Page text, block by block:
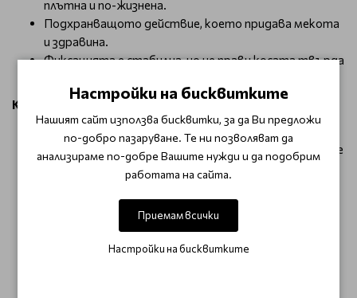
плътна и по-жизнена.
Подхранващото действие, което придава мекота
и здравина.
Фиксацията е стабилна, но не прави косата твърда
Как да използвам?
Разклатете добре флакона преди употреба.
Изстискайте малко количество мус върху дланите
Нанесете равномерно върху влажна коса, като се
фокусирате върху корените за максимален обем.
Стилизирайте с кръгла четка и сешоар, за да
получите повече плътност и повдигане.
Оставете косата да изсъхне естествено или
Настройки на бисквитките
Нашият сайт използва бисквитки, за да Ви предложи
по-добро пазаруване. Те ни позволяват да
анализираме по-добре Вашите нужди и да подобрим
работата на сайта.
Приемам всички
Настройки на бисквитките